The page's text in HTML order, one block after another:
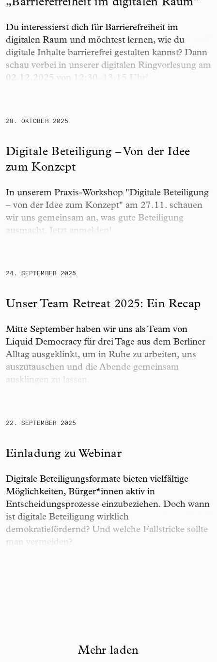
„Barrierefreiheit im digitalen Raum”
Du interessierst dich für Barrierefreiheit im
digitalen Raum und möchtest lernen, wie du
digitale Inhalte barrierefrei gestalten kannst? Dann
schau vorbei in unserer digitalen Ringvorlesung am
02.12.2025 von 12:30–13:15 Uhr!
Digitale Beteiligung – Von der Idee zum Konzept
28. OKTOBER 2025
Digitale Beteiligung – Von der Idee
zum Konzept
In unserem Praxis-Workshop "Digitale Beteiligung
– von der Idee zum Konzept" am 27.11. schauen
wir uns gemeinsam an, was gute Beteiligung
ausmacht. Jetzt anmelden!
Unser Team Retreat 2025: Ein Recap
24. SEPTEMBER 2025
Unser Team Retreat 2025: Ein Recap
Mitte September haben wir uns als Team von
Liquid Democracy für drei Tage aus dem Berliner
Alltag ausgeklinkt, um in Ruhe zu arbeiten, uns
auszutauschen und die Abende gemeinsam
ausklingen zu lassen.
Einladung zu Webinar
22. SEPTEMBER 2025
Einladung zu Webinar
Digitale Beteiligungsformate bieten vielfältige
Möglichkeiten, Bürger*innen aktiv in
Entscheidungsprozesse einzubeziehen. Doch wann
ist digitale Beteiligung wirklich
demokratiefördernd? Und welche Fallstricke sollte
man vermeiden?
Mehr laden